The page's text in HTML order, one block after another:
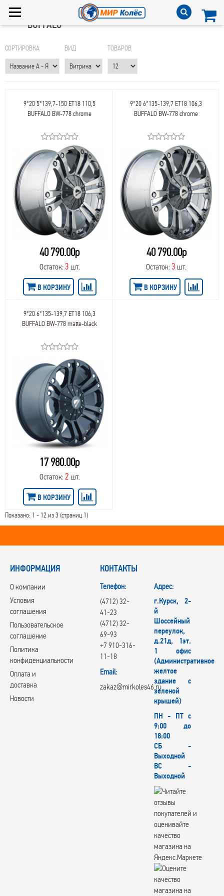
BUFFALO
СОРТИРОВКА ВИД ТОВАРОВ
9*20 5*139,7-150 ET18 110,5
BUFFALO BW-778 chrome
40 790.00р
Остаток: 3 шт.
В КОРЗИНУ
9*20 6*135-139,7 ET18 106,3
BUFFALO BW-778 chrome
40 790.00р
Остаток:3 шт.
В КОРЗИНУ
9*20 6*135-139,7 ET18 106,3
BUFFALO BW-778 matte-black
17 980.00р
Остаток: 2 шт.
В КОРЗИНУ
Показано: 1 - 12 из 3 (страниц 1)
ИНФОРМАЦИЯ
О компании
Условия
соглашения
Пользовательское
соглашение
Политика
конфиденциальности
Оплата и
доставка
Новости
КОНТАКТЫ
Телефон:
(4712) 32-
41-23
(4712) 32-
69-93
+7 910-316-
11-18
Email:
zakaz@mirkoles46.ru
Адрес:
г.Курск, 2-
й
Шоссейный
переулок,
д.21д, 1эт.
1 офис
(Административное
желтое
здание с
зеленой
крышей)
ПН - ПТ с
9:00 до
18:00
СБ -
Выходной
ВС -
Выходной